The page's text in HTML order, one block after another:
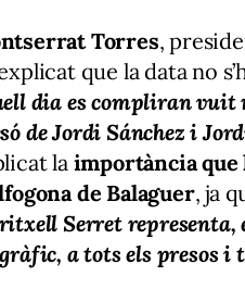
Torres,
que la data no
dia es compliran vuit
de Jordi Sánchez i
laimportància que
de Balaguer, ja
Serret representa,
a tots els presos